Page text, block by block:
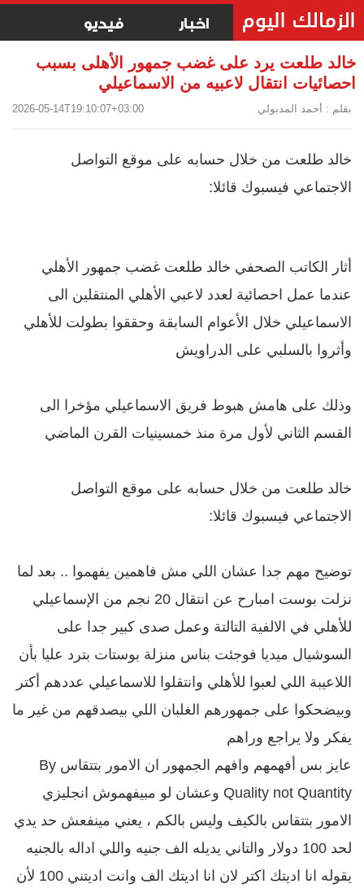
اخبار فيديو
خالد طلعت يرد على غضب جمهور الأهلى بسبب
احصائيات انتقال لاعبيه من الاسماعيلي
بقلم : أحمد المدبولي 2026-05-14T19:10:07+03:00
خالد طلعت من خلال حسابه على موقع التواصل
الاجتماعي فيسبوك قائلا:
أثار الكاتب الصحفي خالد طلعت غضب جمهور الأهلي
عندما عمل احصائية لعدد لاعبي الأهلي المنتقلين الى
الاسماعيلي خلال الأعوام السابقة وحققوا بطولت للأهلي
وأثروا بالسلبي على الدراويش
وذلك على هامش هبوط فريق الاسماعيلي مؤخرا الى
القسم الثاني لأول مرة منذ خمسينيات القرن الماضي
خالد طلعت من خلال حسابه على موقع التواصل
الاجتماعي فيسبوك قائلا:
توضيح مهم جدا عشان اللي مش فاهمين يفهموا .. بعد لما
نزلت بوست امبارح عن انتقال 20 نجم من الإسماعيلي
للأهلي في الالفية التالتة وعمل صدى كبير جدا على
السوشيال ميديا فوجئت بناس منزلة بوستات بترد عليا بأن
اللاعيبة اللي لعبوا للأهلي وانتقلوا للاسماعيلي عددهم أكتر
وبيضحكوا على جمهورهم الغلبان اللي بيصدقهم من غير ما
يفكر ولا يراجع وراهم
عايز بس أفهمهم وافهم الجمهور ان الامور بتتقاس By
Quality not Quantity وعشان لو مبيفهموش انجليزي
الامور بتتقاس بالكيف وليس بالكم ، يعني مينفعش حد يدي
لحد 100 دولار والتاني يديله الف جنيه واللي اداله بالجنيه
يقوله انا اديتك اكتر لان انا اديتك الف وانت اديتني 100 لأن